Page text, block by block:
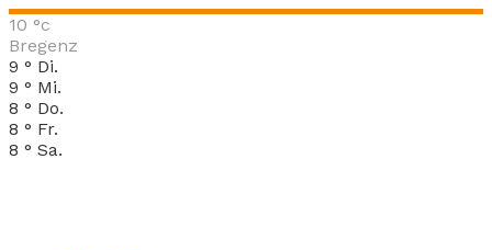
10 °c
Bregenz
9 ° Di.
9 ° Mi.
8 ° Do.
8 ° Fr.
8 ° Sa.